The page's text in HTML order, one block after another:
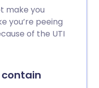
make you
you’re peeing
of the UTI